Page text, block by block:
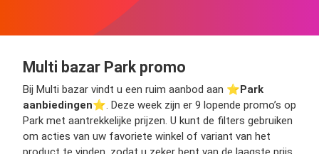
Multi bazar Park promo
Bij Multi bazar vindt u een ruim aanbod aan ⭐️Park
aanbiedingen⭐️. Deze week zijn er 9 lopende promo’s op
Park met aantrekkelijke prijzen. U kunt de filters gebruiken
om acties van uw favoriete winkel of variant van het